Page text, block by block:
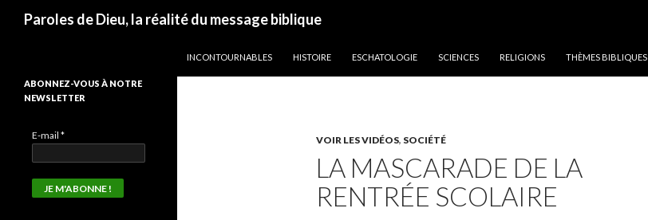
Paroles de Dieu, la réalité du message biblique
INCONTOURNABLES
HISTOIRE ESCHATOLOGIE SCIENCES RELIGIONS THÈMES BIBLIQUES
VOIR LES VIDÉOS, SOCIÉTÉ
LA MASCARADE DE LA
RENTRÉE SCOLAIRE
ABONNEZ-VOUS À NOTRE
NEWSLETTER
E-mail *